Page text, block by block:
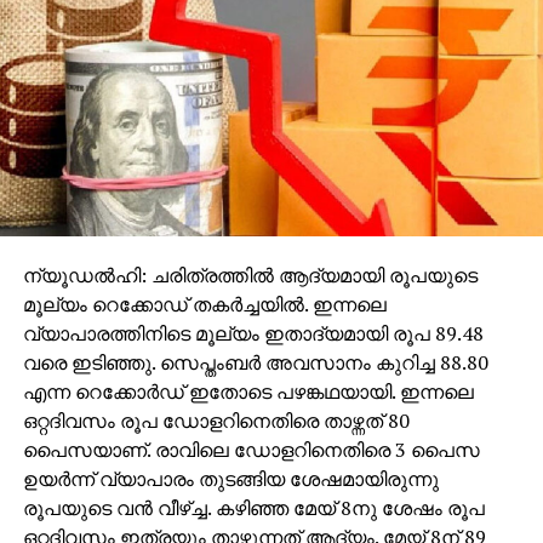
മുകളിലൂടെപോയത് കാണികള്‍ക്ക്
അവിശ്വസിനീയമായിരുന്നു. 62ാം മിനുറ്റില്‍ യുവതാരം
മുഹമ്മദ് ആക്വിബിന്റെ ക്രോസ് ഹെഡ്ഡറിലൂടെ
തെലങ്കാനയുടെ വലയിലേക്ക് തിരിച്ചുവിട്ട് പകരക്കാരന്‍
അര്‍ജുന്‍ ടുഡു ടീമിന്റെ ഗോള്‍ നേട്ടം മൂന്നാക്കി. 86ാം
മിനുറ്റില്‍ ബ്രിട്ടോയുടെ പാസുമായി മുന്നേറിയ
പകരക്കാരന്‍ മന്‍ദീപ് എസ് സിംഗ് ഉതിര്‍ത്ത ഷോട്ട്
ഗോളിയുടെ കയ്യില്‍ തട്ടി വലയുടെ വലതു മൂലയില്‍
വിശ്രമിച്ചു. വര്‍ദ്ധിതവീര്യത്തോടെ ചാമ്പ്യന്‍ ടീമിന്റെ
കളി പുറത്തെടുത്ത സര്‍വ്വീസസ് തുടരെ തെലങ്കാന
ഗോള്‍ മുഖത്തേക്ക് ഇരച്ചുകയറി. അതേസമയം മുഹമ്മദ്
അബ്ദുല്‍ റഹ്മാനെ പിന്‍വലിച്ച് സയ്യിദ് ആബിദ്
ഹുസൈന്‍ റസ്‌വിയെ കളത്തിലെത്തിച്ച കോച്ച്
യോഗേഷ് മൗര്യയുടെ നീക്കം തെലങ്കാന മുന്നേറ്റനിരക്ക്
കരുത്ത് പകര്‍ന്നു. ഒറ്റപ്പെട്ട മുന്നേറ്റങ്ങളിലൂടെ കളം
നിറഞ്ഞ ആബിദ് ഹുസൈന്‍ മികച്ച ഷോട്ടുകളുതിര്‍ത്ത്
സര്‍വ്വീസസിനെ വിറപ്പിച്ചു.
തൊണ്ണൂറാം മിനുറ്റില്‍ വലതുവിങില്‍ നിന്നുള്ള
ന്യൂഡല്‍ഹി: ചരിത്രത്തില്‍ ആദ്യമായി രൂപയുടെ
മൂല്യം റെക്കോഡ് തകര്‍ച്ചയില്‍. ഇന്നലെ
വ്യാപാരത്തിനിടെ മൂല്യം ഇതാദ്യമായി രൂപ 89.48
വരെ ഇടിഞ്ഞു. സെപ്തംബര്‍ അവസാനം കുറിച്ച 88.80
എന്ന റെക്കോര്‍ഡ് ഇതോടെ പഴങ്കഥയായി. ഇന്നലെ
ഒറ്റദിവസം രൂപ ഡോളറിനെതിരെ താഴ്ന്നത് 80
പൈസയാണ്. രാവിലെ ഡോളറിനെതിരെ 3 പൈസ
ഉയര്‍ന്ന് വ്യാപാരം തുടങ്ങിയ ശേഷമായിരുന്നു
രൂപയുടെ വന്‍ വീഴ്ച്ച. കഴിഞ്ഞ മേയ് 8നു ശേഷം രൂപ
ഒറ്റദിവസം ഇത്രയും താഴുന്നത് ആദ്യം. മേയ് 8ന് 89